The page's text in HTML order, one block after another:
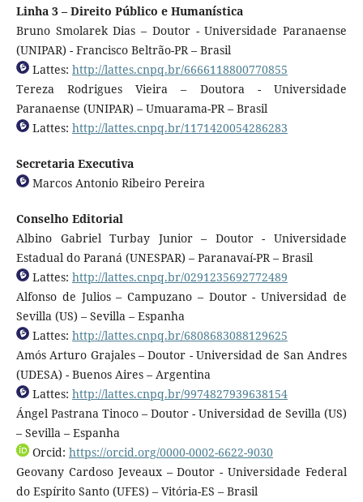
Linha 3 – Direito Público e Humanística
Bruno Smolarek Dias – Doutor - Universidade Paranaense
(UNIPAR) - Francisco Beltrão-PR – Brasil
Lattes: http://lattes.cnpq.br/6666118800770855
Tereza Rodrigues Vieira – Doutora - Universidade
Paranaense (UNIPAR) – Umuarama-PR – Brasil
Lattes: http://lattes.cnpq.br/1171420054286283
Secretaria Executiva
Marcos Antonio Ribeiro Pereira
Conselho Editorial
Albino Gabriel Turbay Junior – Doutor - Universidade
Estadual do Paraná (UNESPAR) – Paranavaí-PR – Brasil
Lattes: http://lattes.cnpq.br/0291235692772489
Alfonso de Julios – Campuzano – Doutor - Universidad de
Sevilla (US) – Sevilla – Espanha
Lattes: http://lattes.cnpq.br/6808683088129625
Amós Arturo Grajales – Doutor - Universidad de San Andres
(UDESA) - Buenos Aires – Argentina
Lattes: http://lattes.cnpq.br/9974827939638154
Ángel Pastrana Tinoco – Doutor - Universidad de Sevilla (US)
– Sevilla – Espanha
Orcid: https://orcid.org/0000-0002-6622-9030
Geovany Cardoso Jeveaux – Doutor - Universidade Federal
do Espírito Santo (UFES) – Vitória-ES – Brasil